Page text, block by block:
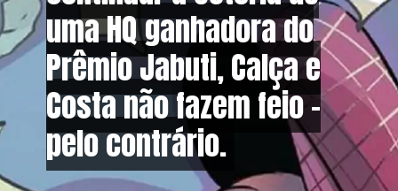
uma HQ ganhadora do
Prêmio Jabuti, Calça e
Costa não fazem feio –
pelo contrário.
uma HQ ganhadora do
Prêmio Jabuti, Calça e
Costa não fazem feio –
pelo contrário.